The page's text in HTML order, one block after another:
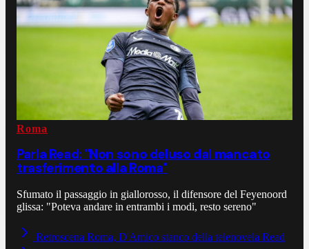
Roma
Parla Read: "Non sono deluso dal mancato
trasferimento alla Roma"
Sfumato il passaggio in giallorosso, il difensore del Feyenoord
glissa: "Poteva andare in entrambi i modi, resto sereno"
Retroscena Roma, D'Amico stanco della telenovela Read